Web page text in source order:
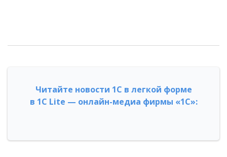
Читайте новости 1С в легкой форме
в 1С Lite — онлайн-медиа фирмы «1С»: